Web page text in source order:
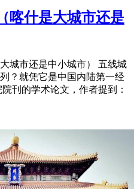
喀什是大城市还是
城市还是中小城市） 五线城
？就凭它是中国内陆第一经
刊的学术论文，作者提到：